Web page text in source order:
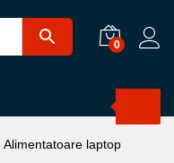
0
Alimentatoare laptop